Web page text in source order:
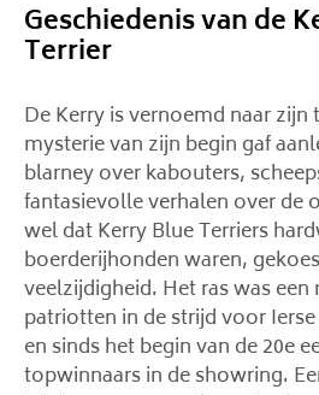
Geschiedenis van de
Terrier
De Kerry is vernoemd naar
mysterie van zijn begin gaf
blarney over kabouters,
fantasievolle verhalen over de
wel dat Kerry Blue Terriers
boerderijhonden waren,
veelzijdigheid. Het ras was
patriotten in de strijd voor
en sinds het begin van de 20e
topwinnaars in de showring.